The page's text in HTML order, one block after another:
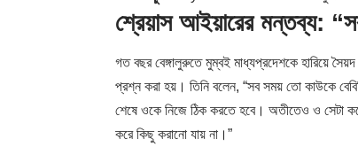
শ্রেয়াস আইয়ারের মন্তব্য:
গত বছর বেঙ্গালুরুতে মুম্বই মাধ্যপ্রদেশকে হারিয়ে
প্রশ্ন করা হয়। তিনি বলেন, “সব সময় তো কাউকে
শেষে ওকে নিজে ঠিক করতে হবে। অতীতেও ও সেটা
করে কিছু করানো যায় না।”